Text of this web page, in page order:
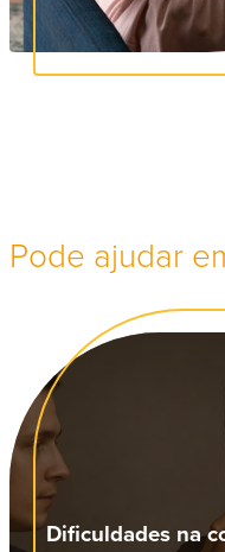
Pode ajudar
Dificuldades na